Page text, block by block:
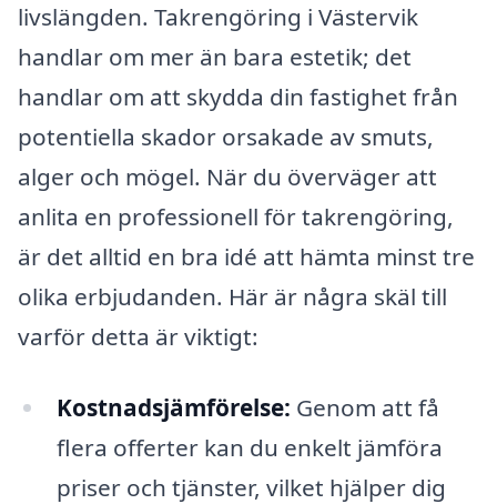
livslängden. Takrengöring i Västervik
handlar om mer än bara estetik; det
handlar om att skydda din fastighet från
potentiella skador orsakade av smuts,
alger och mögel. När du överväger att
anlita en professionell för takrengöring,
är det alltid en bra idé att hämta minst tre
olika erbjudanden. Här är några skäl till
varför detta är viktigt:
Kostnadsjämförelse: Genom att få
flera offerter kan du enkelt jämföra
priser och tjänster, vilket hjälper dig